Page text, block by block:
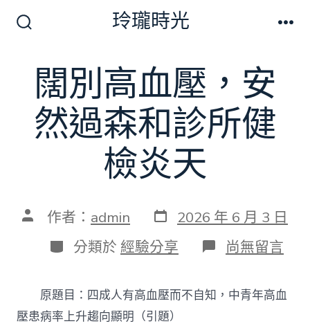
切
開
玲瓏時光
闊別高血壓，安
然過森和診所健
檢炎天
文 作者： admin 發
表
日
期
2026 年 6 月 3 日
分
類
分類於 經驗分享 在
〈闊
高
血
尚無留言
原題目：四成人有高血壓而不自知，中青年高血
壓患病率上升趨向顯明（引題）